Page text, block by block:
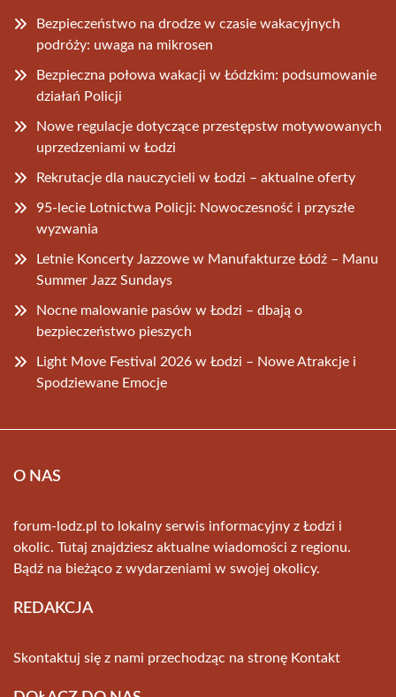
Bezpieczeństwo na drodze w czasie wakacyjnych
podróży: uwaga na mikrosen
Bezpieczna połowa wakacji w Łódzkim: podsumowanie
działań Policji
Nowe regulacje dotyczące przestępstw motywowanych
uprzedzeniami w Łodzi
Rekrutacje dla nauczycieli w Łodzi – aktualne oferty
95-lecie Lotnictwa Policji: Nowoczesność i przyszłe
wyzwania
Letnie Koncerty Jazzowe w Manufakturze Łódź – Manu
Summer Jazz Sundays
Nocne malowanie pasów w Łodzi – dbają o
bezpieczeństwo pieszych
Light Move Festival 2026 w Łodzi – Nowe Atrakcje i
Spodziewane Emocje
O NAS
forum-lodz.pl to lokalny serwis informacyjny z Łodzi i
okolic. Tutaj znajdziesz aktualne wiadomości z regionu.
Bądź na bieżąco z wydarzeniami w swojej okolicy.
REDAKCJA
Skontaktuj się z nami przechodząc na stronę Kontakt